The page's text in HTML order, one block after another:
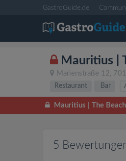
GastroGuide.de
Mauritius |
Marienstraße 12,
Restaurant Bar
Mauritius | The
5